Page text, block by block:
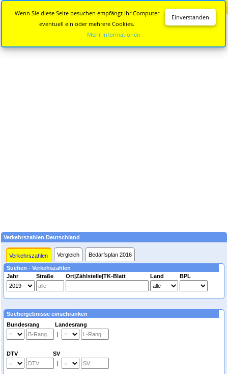
Verkehrszahlen Deutschland
Verkehrszahlen Vergleich Bedarfsplan 2016
Suchen - Verkehszahlen
Jahr
Straße Ort|Zählstelle|TK-Blatt Land BPL
Suchergebnisse einschränken
Bundesrang Landesrang
|
DTV SV
|
Einverstanden
Wenn Sie diese Seite besuchen empfängt Ihr Computer
eventuell ein oder mehrere Cookies.
Mehr Informationen